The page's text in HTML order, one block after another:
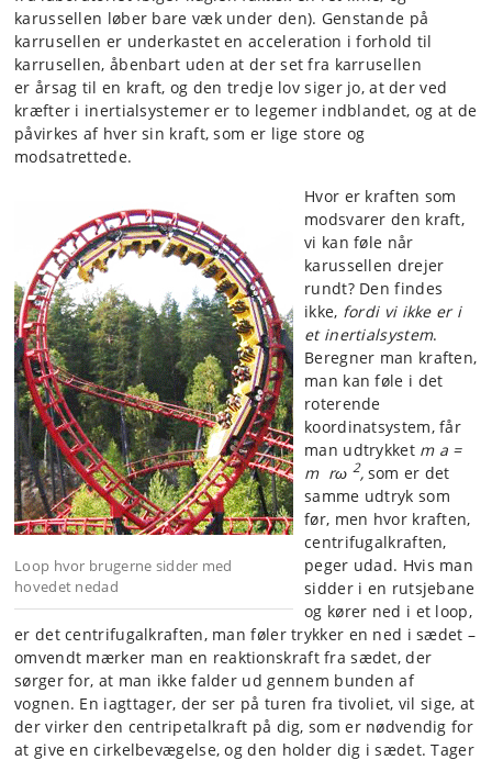
karussellen løber bare væk under den). Genstande på
karrusellen er underkastet en acceleration i forhold til
karrusellen, åbenbart uden at der set fra karrusellen
er årsag til en kraft, og den tredje lov siger jo, at der ved
kræfter i inertialsystemer er to legemer indblandet, og at de
påvirkes af hver sin kraft, som er lige store og
modsatrettede.
Loop hvor brugerne sidder med
hovedet nedad
Hvor er kraften som
modsvarer den kraft,
vi kan føle når
karussellen drejer
rundt? Den findes
ikke, fordi vi ikke er i
et inertialsystem.
Beregner man kraften,
man kan føle i det
roterende
koordinatsystem, får
man udtrykket m a =
m rω 2, som er det
samme udtryk som
før, men hvor kraften,
centrifugalkraften,
peger udad. Hvis man
sidder i en rutsjebane
og kører ned i et loop,
er det centrifugalkraften, man føler trykker en ned i sædet –
omvendt mærker man en reaktionskraft fra sædet, der
sørger for, at man ikke falder ud gennem bunden af
vognen. En iagttager, der ser på turen fra tivoliet, vil sige, at
der virker den centripetalkraft på dig, som er nødvendig for
at give en cirkelbevægelse, og den holder dig i sædet. Tager